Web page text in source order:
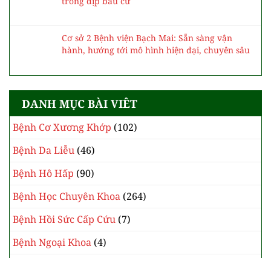
Cơ sở 2 Bệnh viện Bạch Mai: Sẵn sàng vận
hành, hướng tới mô hình hiện đại, chuyên sâu
DANH MỤC BÀI VIÊT
Bệnh Cơ Xương Khớp (102)
Bệnh Da Liễu (46)
Bệnh Hô Hấp (90)
Bệnh Học Chuyên Khoa (264)
Bệnh Hồi Sức Cấp Cứu (7)
Bệnh Ngoại Khoa (4)